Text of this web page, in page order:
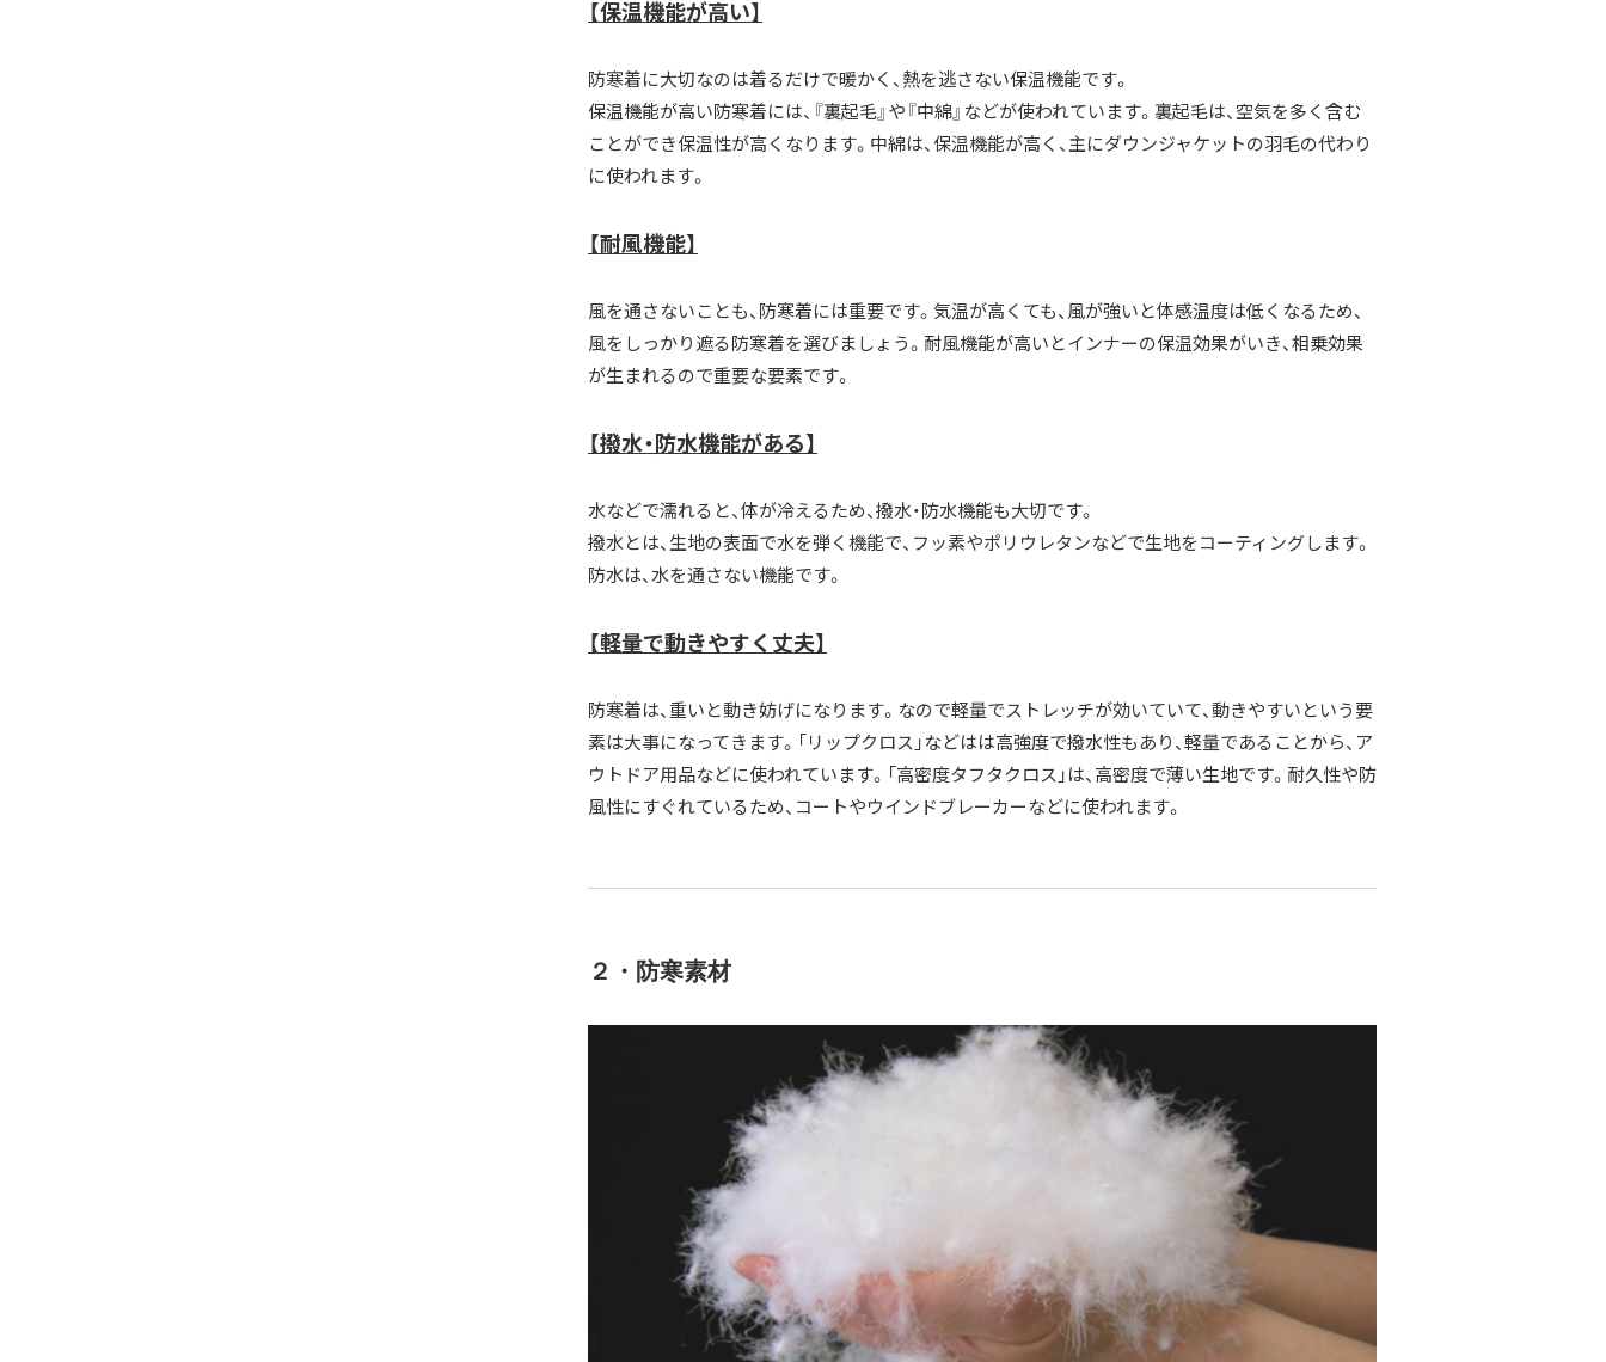
【保温機能が高い】
防寒着に大切なのは着るだけで暖かく、熱を逃さない保温機能です。
保温機能が高い防寒着には、『裏起毛』や『中綿』などが使われています。裏起毛は、空気を多く含む
ことができ保温性が高くなります。中綿は、保温機能が高く、主にダウンジャケットの羽毛の代わり
に使われます。
【耐風機能】
風を通さないことも、防寒着には重要です。気温が高くても、風が強いと体感温度は低くなるため、
風をしっかり遮る防寒着を選びましょう。耐風機能が高いとインナーの保温効果がいき、相乗効果
が生まれるので重要な要素です。
【撥水・防水機能がある】
水などで濡れると、体が冷えるため、撥水・防水機能も大切です。
撥水とは、生地の表面で水を弾く機能で、フッ素やポリウレタンなどで生地をコーティングします。
防水は、水を通さない機能です。
【軽量で動きやすく丈夫】
防寒着は、重いと動き妨げになります。なので軽量でストレッチが効いていて、動きやすいという要
素は大事になってきます。「リップクロス」などはは高強度で撥水性もあり、軽量であることから、ア
ウトドア用品などに使われています。「高密度タフタクロス」は、高密度で薄い生地です。耐久性や防
風性にすぐれているため、コートやウインドブレーカーなどに使われます。
２・防寒素材